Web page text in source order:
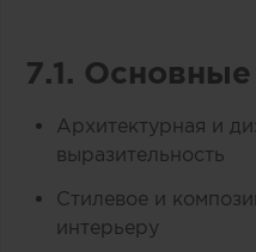
7.1.
Архитектурная и
выразительность
Стилевое и
интерьеру